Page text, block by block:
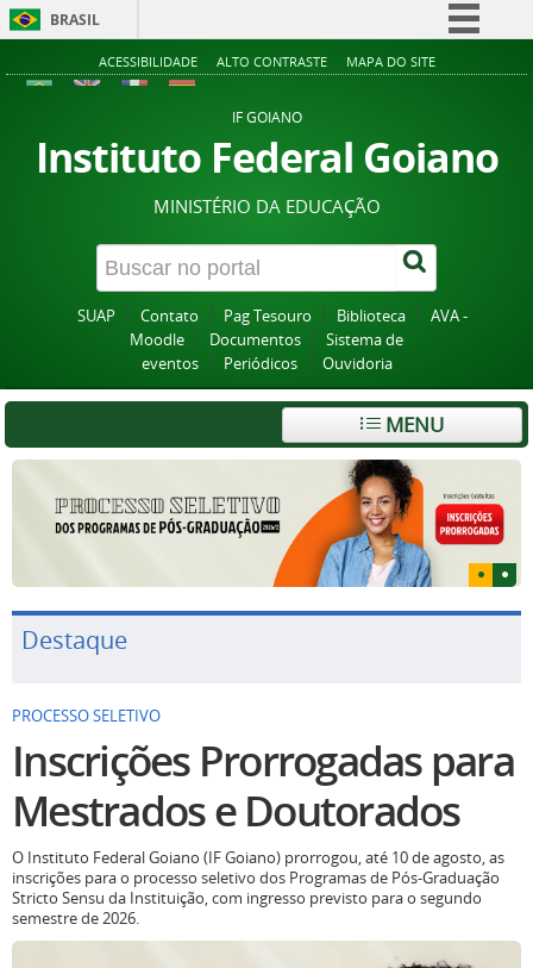
BRASIL
Simplifique!
Acesso à informação
Legislação
Canais
ACESSIBILIDADE ALTO CONTRASTE MAPA DO SITE
IF GOIANO
Instituto Federal Goiano
MINISTÉRIO DA EDUCAÇÃO
SUAP Contato Pag Tesouro Biblioteca
AVA -
Moodle
Documentos
Sistema de
eventos
Periódicos Ouvidoria
MENU
Destaque
PROCESSO SELETIVO
Inscrições Prorrogadas para
Mestrados e Doutorados
O Instituto Federal Goiano (IF Goiano) prorrogou, até 10 de agosto, as
inscrições para o processo seletivo dos Programas de Pós-Graduação
Stricto Sensu da Instituição, com ingresso previsto para o segundo
semestre de 2026.